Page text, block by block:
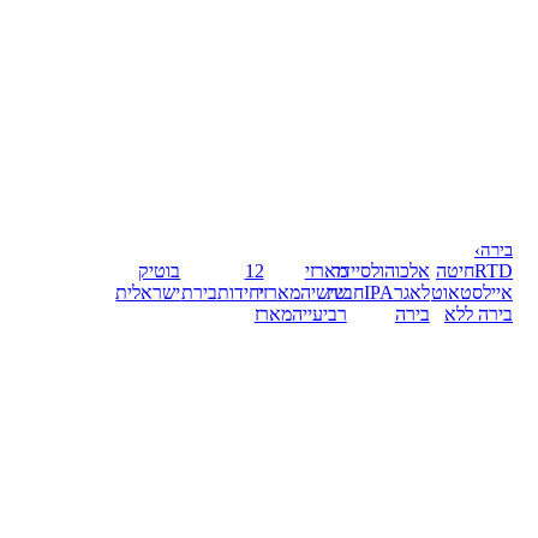
בירה›
RTDחיטה
איילסטאוט
בירה ללא
אלכוהולסיידר
לאגרIPAחבית
בירה
מארזי
שישיהמארזי
רביעייהמארז
12
יחידותבירת
בוטיק
ישראלית